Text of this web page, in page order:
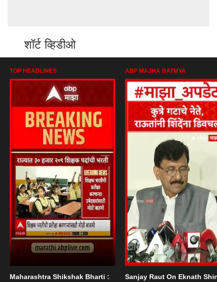
शॉर्ट व्हिडीओ
TOP HEADLINES
Maharashtra Shikshak Bharti :
ABP MAJHA BATMYA
Sanjay Raut On Eknath